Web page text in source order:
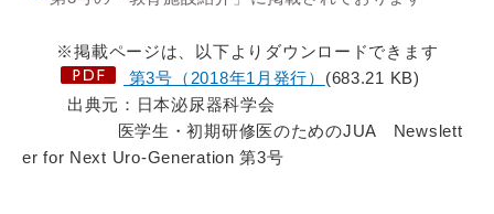
※掲載ページは、以下よりダウンロードできます
第3号（2018年1月発行） (683.21 KB)
出典元：日本泌尿器科学会
医学生・初期研修医のためのJUA Newslett
er for Next Uro-Generation 第3号